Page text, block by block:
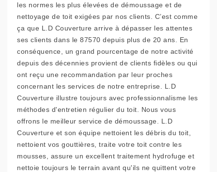
les normes les plus élevées de démoussage et de
nettoyage de toit exigées par nos clients. C’est comme
ça que L.D Couverture arrive à dépasser les attentes
ses clients dans le 87570 depuis plus de 20 ans. En
conséquence, un grand pourcentage de notre activité
depuis des décennies provient de clients fidèles ou qui
ont reçu une recommandation par leur proches
concernant les services de notre entreprise. L.D
Couverture illustre toujours avec professionnalisme les
méthodes d'entretien régulier du toit. Nous vous
offrons le meilleur service de démoussage. L.D
Couverture et son équipe nettoient les débris du toit,
nettoient vos gouttières, traite votre toit contre les
mousses, assure un excellent traitement hydrofuge et
nettoie toujours le terrain avant qu'ils ne quittent votre